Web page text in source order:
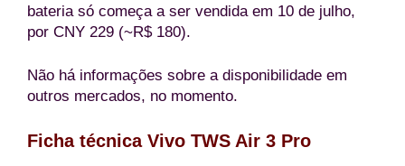
bateria só começa a ser vendida em 10 de julho,
por CNY 229 (~R$ 180).
Não há informações sobre a disponibilidade em
outros mercados, no momento.
Ficha técnica Vivo TWS Air 3 Pro